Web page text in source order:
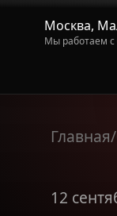
Москва,
Мы работаем с
Главная/
12